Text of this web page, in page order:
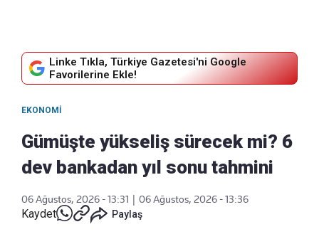
Linke Tıkla, Türkiye Gazetesi'ni Google
Favorilerine Ekle!
EKONOMI
Gümüşte yükseliş sürecek mi? 6
dev bankadan yıl sonu tahmini
06 Ağustos, 2026 - 13:31 06 Ağustos, 2026 - 13:36
Kaydet Paylaş